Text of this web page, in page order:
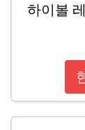
하이볼